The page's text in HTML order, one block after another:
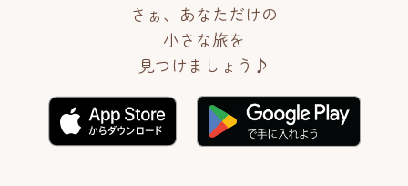
さぁ、あなただけの
小さな旅を
見つけましょう♪